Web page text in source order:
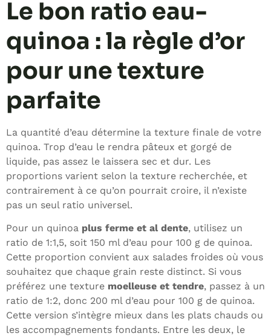
Le bon ratio eau-
quinoa : la règle d’or
pour une texture
parfaite
La quantité d’eau détermine la texture finale de votre
quinoa. Trop d’eau le rendra pâteux et gorgé de
liquide, pas assez le laissera sec et dur. Les
proportions varient selon la texture recherchée, et
contrairement à ce qu’on pourrait croire, il n’existe
pas un seul ratio universel.
Pour un quinoa plus ferme et al dente, utilisez un
ratio de 1:1,5, soit 150 ml d’eau pour 100 g de quinoa.
Cette proportion convient aux salades froides où vous
souhaitez que chaque grain reste distinct. Si vous
préférez une texture moelleuse et tendre, passez à un
ratio de 1:2, donc 200 ml d’eau pour 100 g de quinoa.
Cette version s’intègre mieux dans les plats chauds ou
les accompagnements fondants. Entre les deux, le